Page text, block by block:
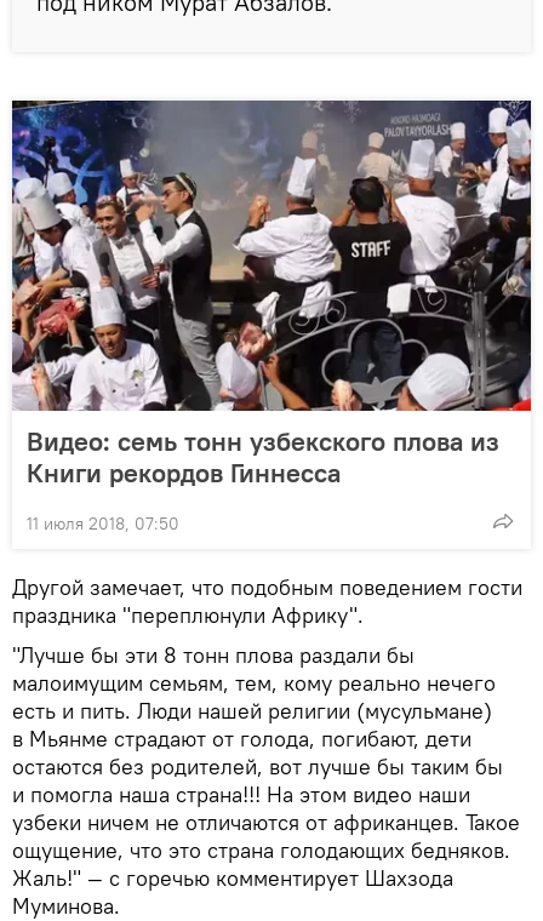
Видео: семь тонн узбекского плова из
Книги рекордов Гиннесса
11 июля 2018, 07:50
Другой замечает, что подобным поведением гости
праздника "переплюнули Африку".
"Лучше бы эти 8 тонн плова раздали бы
малоимущим семьям, тем, кому реально нечего
есть и пить. Люди нашей религии (мусульмане)
в Мьянме страдают от голода, погибают, дети
остаются без родителей, вот лучше бы таким бы
и помогла наша страна!!! На этом видео наши
узбеки ничем не отличаются от африканцев. Такое
ощущение, что это страна голодающих бедняков.
Жаль!" — с горечью комментирует Шахзода
Муминова.